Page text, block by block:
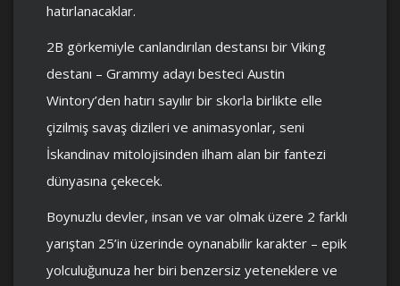
hatırlanacaklar.
2B görkemiyle canlandırılan destansı bir Viking
destanı – Grammy adayı besteci Austin
Wintory’den hatırı sayılır bir skorla birlikte elle
çizilmiş savaş dizileri ve animasyonlar, seni
İskandinav mitolojisinden ilham alan bir fantezi
dünyasına çekecek.
Boynuzlu devler, insan ve var olmak üzere 2 farklı
yarıştan 25’in üzerinde oynanabilir karakter – epik
yolculuğunuza her biri benzersiz yeteneklere ve